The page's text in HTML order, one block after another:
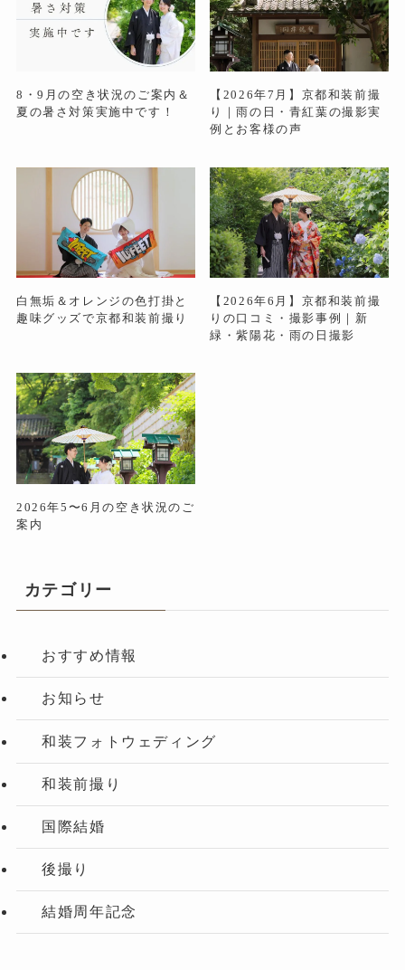
8・9月の空き状況のご案内＆
夏の暑さ対策実施中です！
【2026年7月】京都和装前撮
り｜雨の日・青紅葉の撮影実
例とお客様の声
白無垢＆オレンジの色打掛と
趣味グッズで京都和装前撮り
【2026年6月】京都和装前撮
りの口コミ・撮影事例｜新
緑・紫陽花・雨の日撮影
2026年5〜6月の空き状況のご
案内
カテゴリー
おすすめ情報
お知らせ
和装フォトウェディング
和装前撮り
国際結婚
後撮り
結婚周年記念